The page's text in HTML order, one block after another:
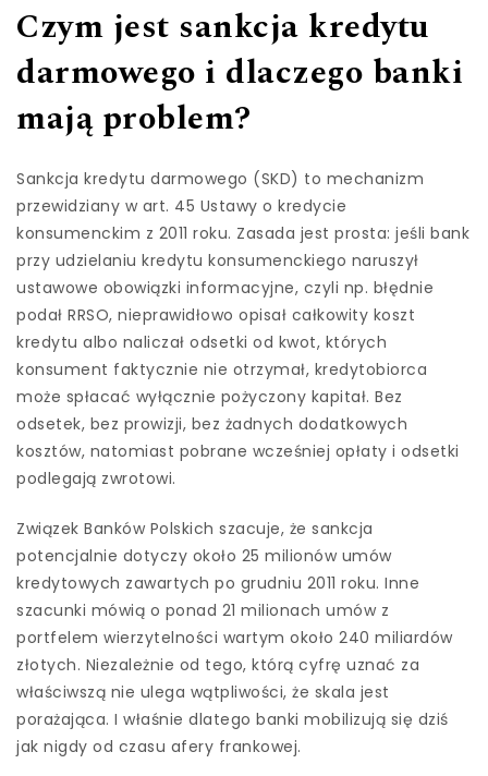
Czym jest sankcja kredytu
darmowego i dlaczego banki
mają problem?
Sankcja kredytu darmowego (SKD) to mechanizm
przewidziany w art. 45 Ustawy o kredycie
konsumenckim z 2011 roku. Zasada jest prosta: jeśli bank
przy udzielaniu kredytu konsumenckiego naruszył
ustawowe obowiązki informacyjne, czyli np. błędnie
podał RRSO, nieprawidłowo opisał całkowity koszt
kredytu albo naliczał odsetki od kwot, których
konsument faktycznie nie otrzymał, kredytobiorca
może spłacać wyłącznie pożyczony kapitał. Bez
odsetek, bez prowizji, bez żadnych dodatkowych
kosztów, natomiast pobrane wcześniej opłaty i odsetki
podlegają zwrotowi.
Związek Banków Polskich szacuje, że sankcja
potencjalnie dotyczy około 25 milionów umów
kredytowych zawartych po grudniu 2011 roku. Inne
szacunki mówią o ponad 21 milionach umów z
portfelem wierzytelności wartym około 240 miliardów
złotych. Niezależnie od tego, którą cyfrę uznać za
właściwszą nie ulega wątpliwości, że skala jest
porażająca. I właśnie dlatego banki mobilizują się dziś
jak nigdy od czasu afery frankowej.